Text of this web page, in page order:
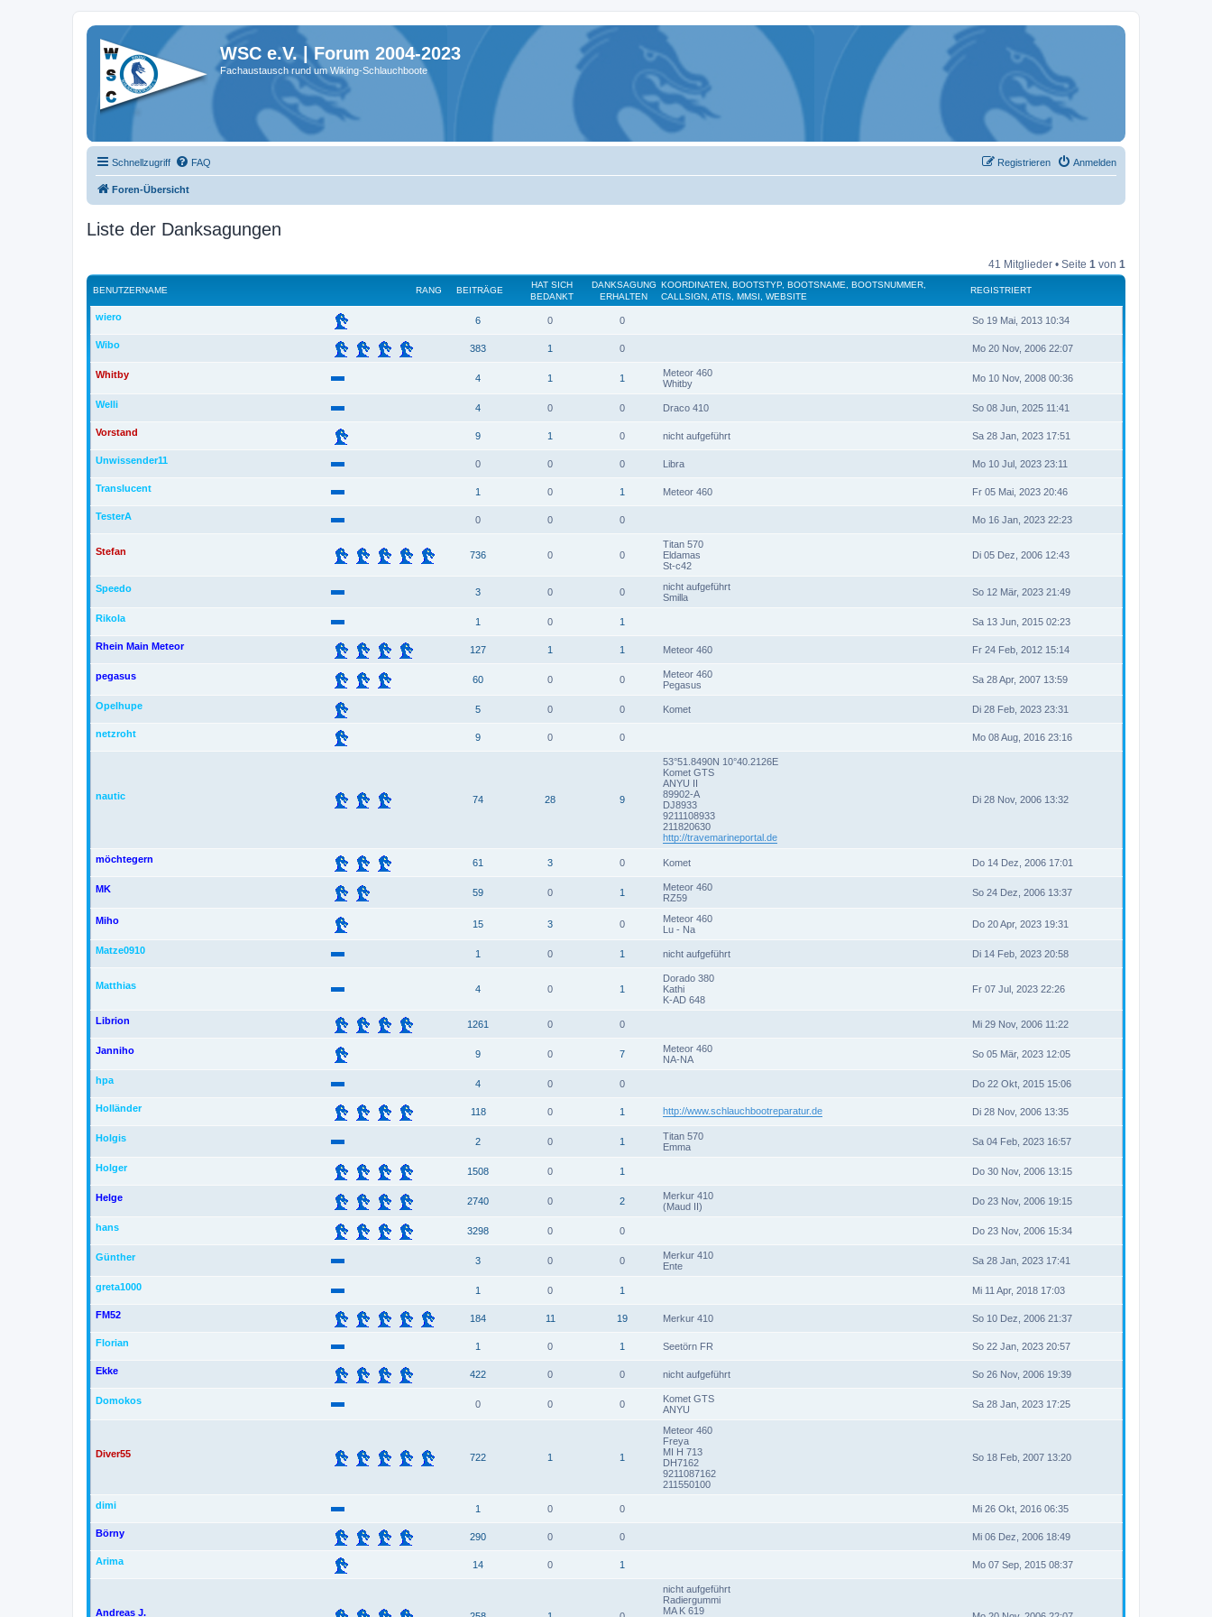
WSC e.V. | Forum 2004-2023
Fachaustausch rund um Wiking-Schlauchboote
Schnellzugriff FAQ Anmelden
Registrieren
Foren-Übersicht
Liste der Danksagungen
41 Mitglieder • Seite 1 von 1
RANG
BENUTZERNAME BEITRÄGE
HAT SICH
BEDANKT
DANKSAGUNG
ERHALTEN
KOORDINATEN, BOOTSTYP, BOOTSNAME, BOOTSNUMMER,
CALLSIGN, ATIS, MMSI, WEBSITE
REGISTRIERT
wiero 6 0 0 So 19 Mai, 2013 10:34
Wibo 383 1 0 Mo 20 Nov, 2006 22:07
Whitby 4 1 1
Meteor 460
Whitby
Mo 10 Nov, 2008 00:36
Welli 4 0 0 Draco 410 So 08 Jun, 2025 11:41
Vorstand 9 1 0 nicht aufgeführt Sa 28 Jan, 2023 17:51
Unwissender11 0 0 0 Libra Mo 10 Jul, 2023 23:11
Translucent 1 0 1 Meteor 460 Fr 05 Mai, 2023 20:46
TesterA 0 0 0 Mo 16 Jan, 2023 22:23
Stefan 736 0 0
Titan 570
Eldamas
St-c42
Di 05 Dez, 2006 12:43
Speedo 3 0 0
nicht aufgeführt
Smilla
So 12 Mär, 2023 21:49
Rikola 1 0 1 Sa 13 Jun, 2015 02:23
Rhein Main Meteor 127 1 1 Meteor 460 Fr 24 Feb, 2012 15:14
pegasus 60 0 0
Meteor 460
Pegasus
Sa 28 Apr, 2007 13:59
Opelhupe 5 0 0 Komet Di 28 Feb, 2023 23:31
netzroht 9 0 0 Mo 08 Aug, 2016 23:16
nautic 74 28 9
53°51.8490N 10°40.2126E
Komet GTS
ANYU II
89902-A
DJ8933
9211108933
211820630
http://travemarineportal.de
Di 28 Nov, 2006 13:32
möchtegern 61 3 0 Komet Do 14 Dez, 2006 17:01
MK 59 0 1
Meteor 460
RZ59
So 24 Dez, 2006 13:37
Miho 15 3 0
Meteor 460
Lu - Na
Do 20 Apr, 2023 19:31
Matze0910 1 0 1 nicht aufgeführt Di 14 Feb, 2023 20:58
Matthias 4 0 1
Dorado 380
Kathi
K-AD 648
Fr 07 Jul, 2023 22:26
Librion 1261 0 0 Mi 29 Nov, 2006 11:22
Janniho 9 0 7
Meteor 460
NA-NA
So 05 Mär, 2023 12:05
hpa 4 0 0 Do 22 Okt, 2015 15:06
Holländer 118 0 1 http://www.schlauchbootreparatur.de Di 28 Nov, 2006 13:35
Holgis 2 0 1
Titan 570
Emma
Sa 04 Feb, 2023 16:57
Holger 1508 0 1 Do 30 Nov, 2006 13:15
Helge 2740 0 2
Merkur 410
(Maud II)
Do 23 Nov, 2006 19:15
hans 3298 0 0 Do 23 Nov, 2006 15:34
Günther 3 0 0
Merkur 410
Ente
Sa 28 Jan, 2023 17:41
greta1000 1 0 1 Mi 11 Apr, 2018 17:03
FM52 184 11 19 Merkur 410 So 10 Dez, 2006 21:37
Florian 1 0 1 Seetörn FR So 22 Jan, 2023 20:57
Ekke 422 0 0 nicht aufgeführt So 26 Nov, 2006 19:39
Domokos 0 0 0
Komet GTS
ANYU
Sa 28 Jan, 2023 17:25
Diver55 722 1 1
Meteor 460
Freya
MI H 713
DH7162
9211087162
211550100
So 18 Feb, 2007 13:20
dimi 1 0 0 Mi 26 Okt, 2016 06:35
Börny 290 0 0 Mi 06 Dez, 2006 18:49
Arima 14 0 1 Mo 07 Sep, 2015 08:37
Andreas J.
nicht aufgeführt
Radiergummi
MA K 619